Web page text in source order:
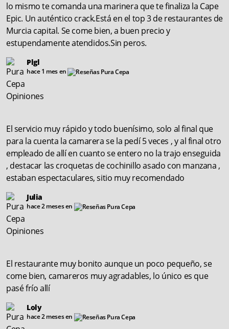
lo mismo te comanda una marinera que te finaliza la Cape
Epic. Un auténtico crack.Está en el top 3 de restaurantes de
Murcia capital. Se come bien, a buen precio y
estupendamente atendidos.Sin peros.
Plgl
hace 1 mes en
El servicio muy rápido y todo buenísimo, solo al final que
para la cuenta la camarera se la pedí 5 veces , y al final otro
empleado de allí en cuanto se entero no la trajo enseguida
, destacar las croquetas de cochinillo asado con manzana ,
estaban espectaculares, sitio muy recomendado
Julia
hace 2 meses en
El restaurante muy bonito aunque un poco pequeño, se
come bien, camareros muy agradables, lo único es que
pasé frío allí
Loly
hace 2 meses en